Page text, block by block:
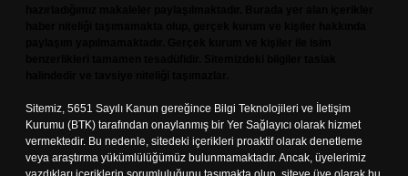
Sitemiz, 5651 Sayılı Kanun gereğince Bilgi Teknolojileri ve İletişim
Kurumu (BTK) tarafından onaylanmış bir Yer Sağlayıcı olarak hizmet
vermektedir. Bu nedenle, sitedeki içerikleri proaktif olarak denetleme
veya araştırma yükümlülüğümüz bulunmamaktadır. Ancak, üyelerimiz